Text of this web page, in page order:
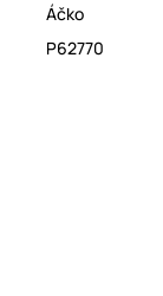
Áčko
P62770